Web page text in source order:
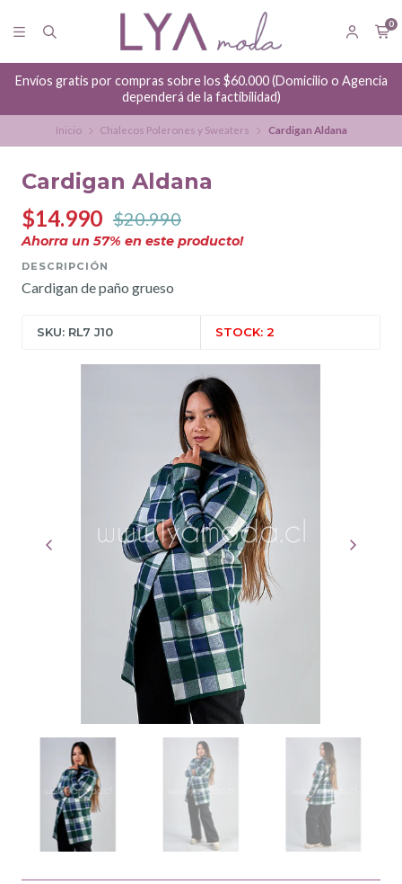
0
Envíos gratis por compras sobre los $60.000 (Domicilio o Agencia
dependerá de la factibilidad)
Inicio Chalecos Polerones y Sweaters Cardigan Aldana
Cardigan Aldana
$14.990 $20.990
Ahorra un 57% en este producto!
DESCRIPCIÓN
Cardigan de paño grueso
SKU: RL7 J10 STOCK: 2